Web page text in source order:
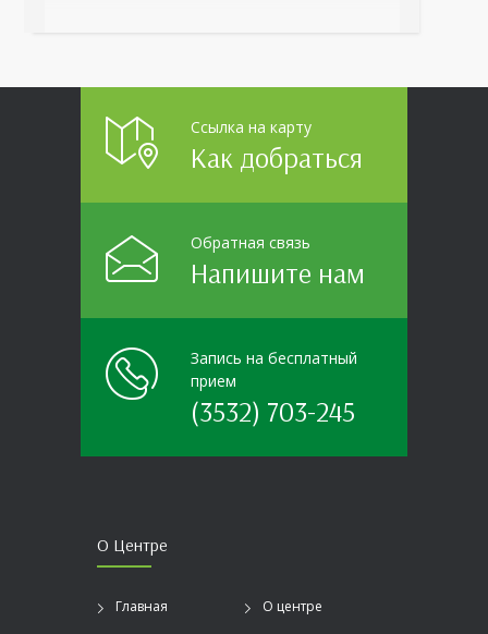
Ссылка на карту
Как добраться
Обратная связь
Напишите нам
Запись на бесплатный
прием
(3532) 703-245
О Центре
Главная О центре